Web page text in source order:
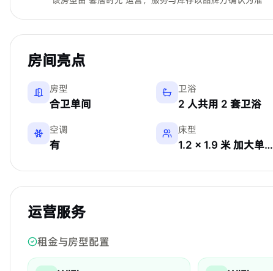
房间亮点
房型
合卫单间
卫浴
2 人共用 2 套卫浴
空调
有
床型
1.2 × 1.9 米 加大单人床
运营服务
租金与房型配置